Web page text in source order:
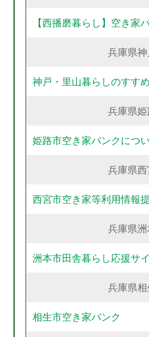
【西播磨暮らし】空き家
兵庫県
神戸・里山暮らしのすすめ
兵庫県
姫路市空き家バンクにつ
兵庫県
西宮市空き家等利用情報
兵庫県
洲本市田舎暮らし応援サ
兵庫県
相生市空き家バンク